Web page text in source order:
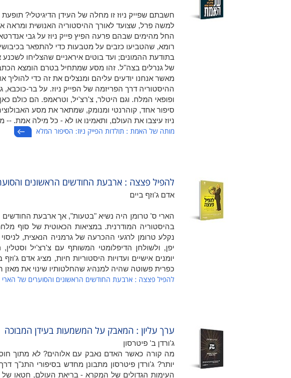
חשבתם שפייק ניוז זו מחלה של העידן הדיגיטלי?
למשה פרל, שצועד לאורך ההיסטוריה האנושית ומראה
החל מהימים שבהם פרעה הפיץ פייק ניוז על גבי
רומא, שהטביעו כזבים על מטבעות כדי להתפאר
בתודעת ההמונים; ועד בוטים איראניים שהצליחו
מאשר אנחנו יודעים עליהם ומנצלים את זה כדי
ההיסטוריה דרך הפריזמה של הפייק ניוז. על בר-כוכבא,
ופופאי המלח. וגם היטלר, צ'רצ'יל, וטראמפ. הם כולם
סיפור אחד, קוהרנטי ומנומק, שמתאר את מסע
ניוז עיצבו את העולם, ותאמינו או לא - כל מילה אמת. --
מותה של האמת : תולדות הפייק ניוז: הסיפור המלא
להפיל פצצה : ארבעת החודשים הראשונים
אדם ג'וזף ביים
הארי ס' טרומן היה נשיא "בטעות", אך ארבעת
בהיסטוריה המודרנית. במציאות הכאוטית של סוף
נקלע טרומן לרגעי ההכרעה של גרמניה הנאצית,
יפן, ולשולחן הדיפלומטי המשותף עם צ'רצ'יל
יומנים אישיים ועדויות היסטוריות חיות, מציג אדם
כפרית פשוטה שהיה למנהיג שהחלטותיו שינוי את
להפיל פצצה : ארבעת החודשים הראשונים והסוערים של הארי
ערך עליון : המאבק על המשמעות בעידן המבוכה
ג'ורדן ב' פיטרסון
מה קורה כאשר האדם נאבק עם אלוהים? לא מתוך
יותר? ג'ורדן פיטרסון מתבונן מחדש בסיפורי התנ"ך
העימות הגדולים של המקרא - בריאת העולם, חטאו של